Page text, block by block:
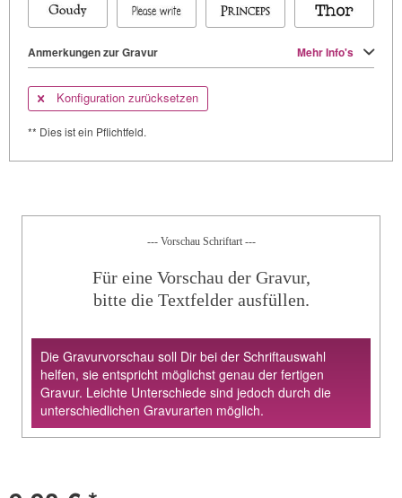
Anmerkungen zur Gravur Mehr Info's
Konfiguration zurücksetzen
** Dies ist ein Pflichtfeld.
--- Vorschau Schriftart ---
Für eine Vorschau der Gravur,
bitte die Textfelder ausfüllen.
Die Gravurvorschau soll Dir bei der Schriftauswahl
helfen, sie entspricht möglichst genau der fertigen
Gravur. Leichte Unterschiede sind jedoch durch die
unterschiedlichen Gravurarten möglich.